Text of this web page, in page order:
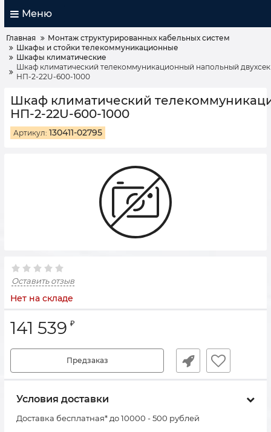
Меню
Главная
Монтаж структурированных кабельных систем
Шкафы и стойки телекоммуникационные
Шкафы климатические
Шкаф климатический телекоммуникационный напольный
НП-2-22U-600-1000
Шкаф климатический
НП-2-22U-600-1000
Артикул: 130411-02795
Оставить отзыв
Нет на складе
141 539 ₽
Предзаказ
Условия доставки
Доставка бесплатная* до 10000 - 500 рублей